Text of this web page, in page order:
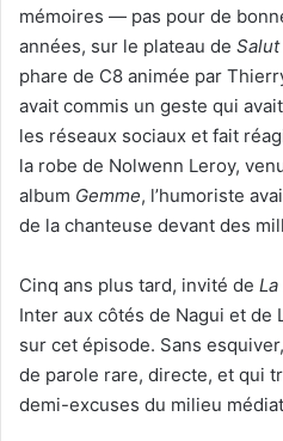
mémoires — pas pour de
années, sur le plateau de
phare de C8 animée par
avait commis un geste qui
les réseaux sociaux et fait
la robe de Nolwenn Leroy,
album Gemme, l’humoriste
de la chanteuse devant des
Cinq ans plus tard, invité de
Inter aux côtés de Nagui et de
sur cet épisode. Sans
de parole rare, directe, et qui
demi-excuses du milieu